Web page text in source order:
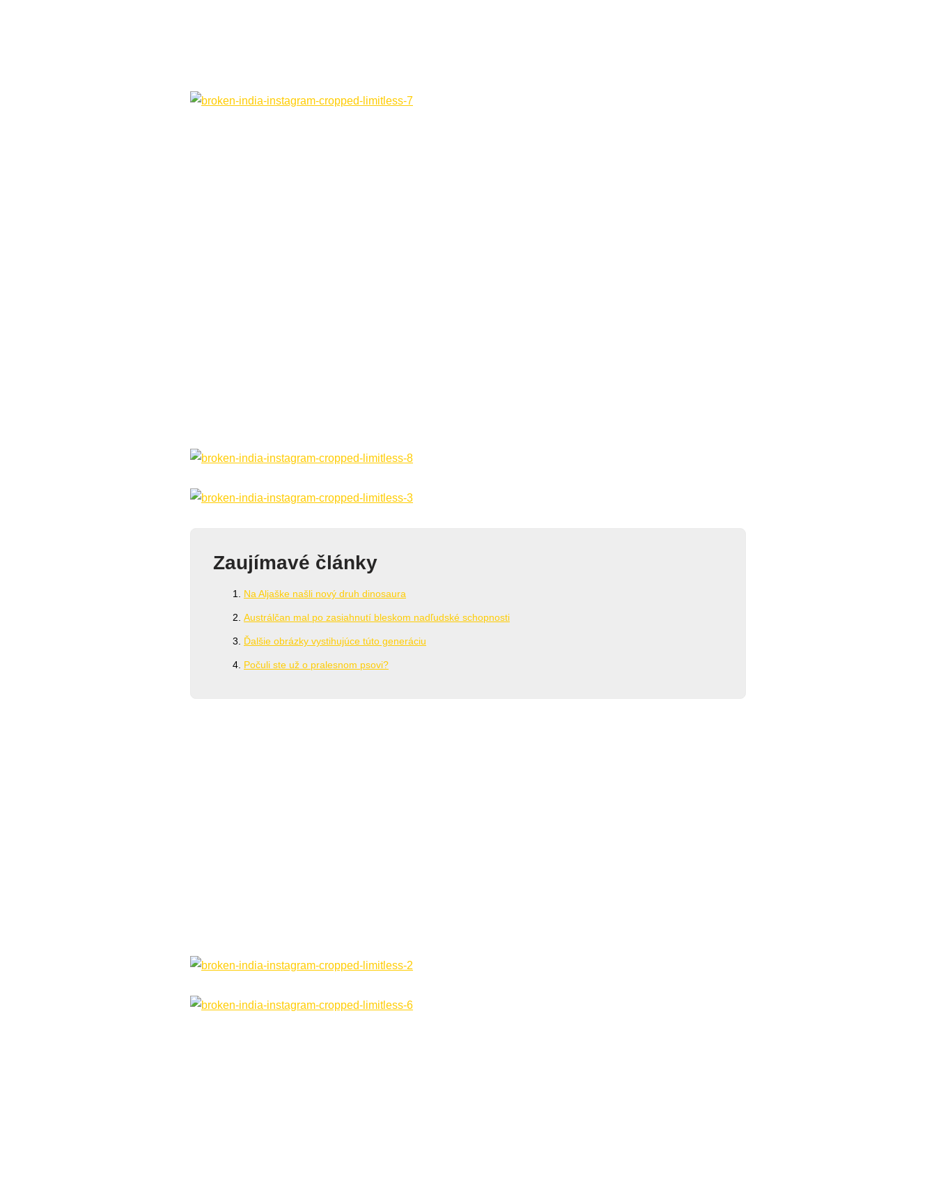
Zaujímavé články
Na Aljaške našli nový druh dinosaura
Austrálčan mal po zasiahnutí bleskom nadľudské schopnosti
Ďalšie obrázky vystihujúce túto generáciu
Počuli ste už o pralesnom psovi?